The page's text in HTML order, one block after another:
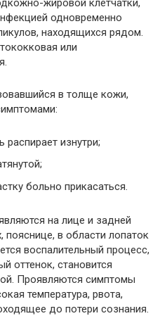
жировой клетчатки,
одновременно
находящихся рядом.
или
в толще кожи,
распирает изнутри;
больно прикасаться.
на лице и задней
пояснице, в области лопаток
воспалительный процесс,
оттенок, становится
Проявляются симптомы
температура, рвота,
до потери сознания.